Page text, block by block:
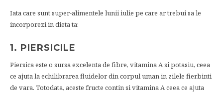
Iata care sunt super-alimentele lunii iulie pe care ar trebui sa le
incorporezi in dieta ta:
1. PIERSICILE
Piersica este o sursa excelenta de fibre, vitamina A si potasiu, ceea
ce ajuta la echilibrarea fluidelor din corpul uman in zilele fierbinti
de vara. Totodata, aceste fructe contin si vitamina A ceea ce ajuta